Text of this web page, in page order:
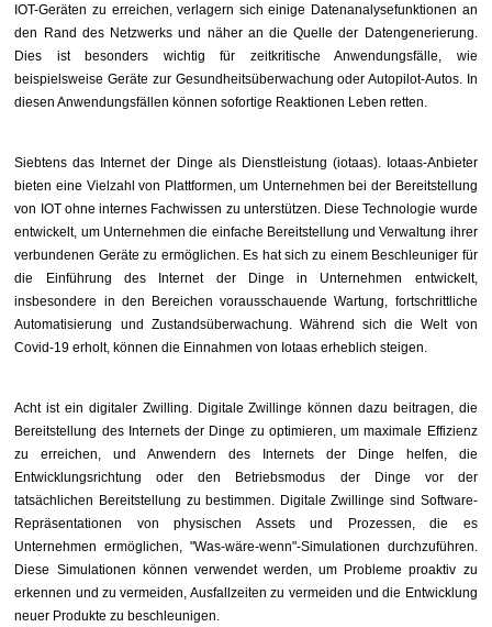
IOT-Geräten zu erreichen, verlagern sich einige Datenanalysefunktionen an
den Rand des Netzwerks und näher an die Quelle der Datengenerierung.
Dies ist besonders wichtig für zeitkritische Anwendungsfälle, wie
beispielsweise Geräte zur Gesundheitsüberwachung oder Autopilot-Autos. In
diesen Anwendungsfällen können sofortige Reaktionen Leben retten.
Siebtens das Internet der Dinge als Dienstleistung (iotaas). Iotaas-Anbieter
bieten eine Vielzahl von Plattformen, um Unternehmen bei der Bereitstellung
von IOT ohne internes Fachwissen zu unterstützen. Diese Technologie wurde
entwickelt, um Unternehmen die einfache Bereitstellung und Verwaltung ihrer
verbundenen Geräte zu ermöglichen. Es hat sich zu einem Beschleuniger für
die Einführung des Internet der Dinge in Unternehmen entwickelt,
insbesondere in den Bereichen vorausschauende Wartung, fortschrittliche
Automatisierung und Zustandsüberwachung. Während sich die Welt von
Covid-19 erholt, können die Einnahmen von Iotaas erheblich steigen.
Acht ist ein digitaler Zwilling. Digitale Zwillinge können dazu beitragen, die
Bereitstellung des Internets der Dinge zu optimieren, um maximale Effizienz
zu erreichen, und Anwendern des Internets der Dinge helfen, die
Entwicklungsrichtung oder den Betriebsmodus der Dinge vor der
tatsächlichen Bereitstellung zu bestimmen. Digitale Zwillinge sind Software-
Repräsentationen von physischen Assets und Prozessen, die es
Unternehmen ermöglichen, "Was-wäre-wenn"-Simulationen durchzuführen.
Diese Simulationen können verwendet werden, um Probleme proaktiv zu
erkennen und zu vermeiden, Ausfallzeiten zu vermeiden und die Entwicklung
neuer Produkte zu beschleunigen.